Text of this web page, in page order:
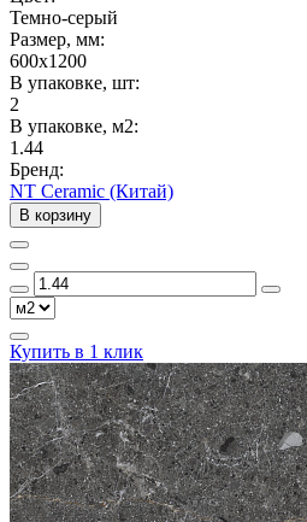
Темно-серый
Размер, мм:
600x1200
В упаковке, шт:
2
В упаковке, м2:
1.44
Бренд:
NT Ceramic (Китай)
В корзину
Купить в 1 клик